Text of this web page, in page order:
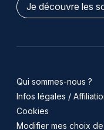
Je découvre les
Qui sommes-nous ?
Infos légales /
Cookies
Modifier mes choix